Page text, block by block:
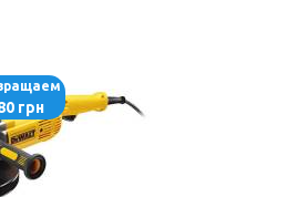
грн